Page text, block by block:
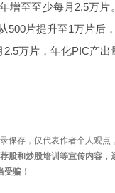
增至至少每月2.5万
500片提升至1万片后
万片，年化PIC产
保存，仅代表作者个人观
股和炒股培训等宣传内容
骗！